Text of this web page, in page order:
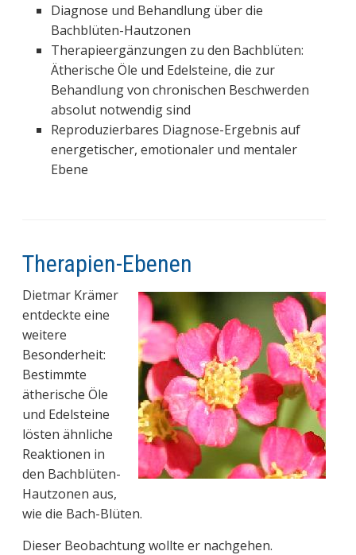
Diagnose und Behandlung über die
Bachblüten-Hautzonen
Therapieergänzungen zu den Bachblüten:
Ätherische Öle und Edelsteine, die zur
Behandlung von chronischen Beschwerden
absolut notwendig sind
Reproduzierbares Diagnose-Ergebnis auf
energetischer, emotionaler und mentaler
Ebene
Therapien-Ebenen
Dietmar Krämer
entdeckte eine
weitere
Besonderheit:
Bestimmte
ätherische Öle
und Edelsteine
lösten ähnliche
Reaktionen in
den Bachblüten-
Hautzonen aus,
wie die Bach-Blüten.
Dieser Beobachtung wollte er nachgehen.